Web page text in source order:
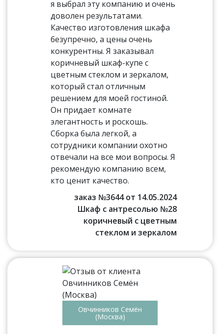
я выбрал эту компанию и очень
доволен результатами.
Качество изготовления шкафа
безупречно, а цены очень
конкурентны. Я заказывал
коричневый шкаф-купе с
цветным стеклом и зеркалом,
который стал отличным
решением для моей гостиной.
Он придает комнате
элегантность и роскошь.
Сборка была легкой, а
сотрудники компании охотно
отвечали на все мои вопросы. Я
рекомендую компанию всем,
кто ценит качество.
заказ №3644 от 14.05.2024
Шкаф с антресолью №28
коричневый с цветным
стеклом и зеркалом
Овчинников Семён
(Москва)